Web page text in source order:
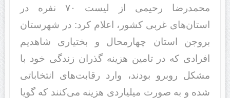
محمدرضا رحیمی از لیست ۷۰ نفره در
استان‌های غربی کشور، اعلام کرد: در شهرستان
بروجن استان چهارمحال و بختیاری شاهدیم
افرادی که در تامین هزینه گذران زندگی خود با
مشکل روبرو بودند، وارد رقابت‌های انتخاباتی
شده و به صورت میلیاردی هزینه می‌کنند که گویا